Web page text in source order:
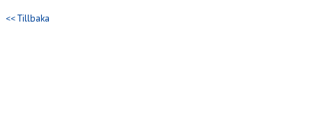
<< Tillbaka